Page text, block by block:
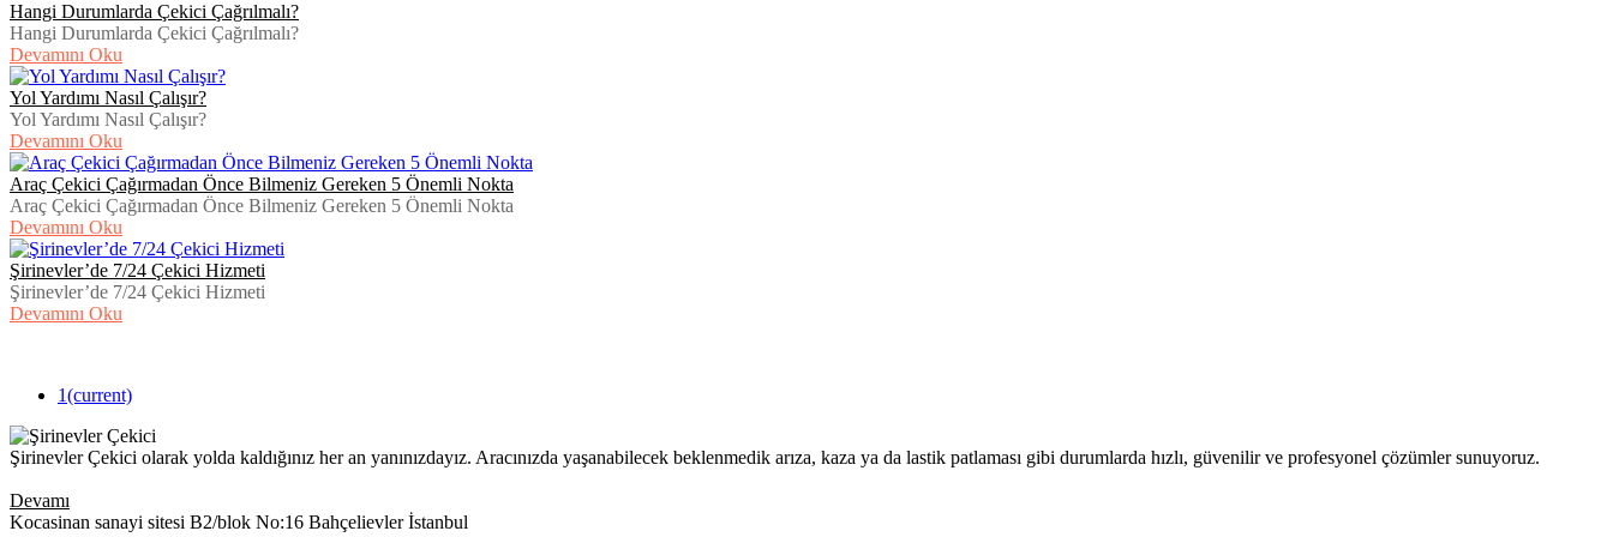
Hangi Durumlarda Çekici Çağrılmalı?
Hangi Durumlarda Çekici Çağrılmalı?
Devamını Oku
Yol Yardımı Nasıl Çalışır?
Yol Yardımı Nasıl Çalışır?
Devamını Oku
Araç Çekici Çağırmadan Önce Bilmeniz Gereken 5 Önemli Nokta
Araç Çekici Çağırmadan Önce Bilmeniz Gereken 5 Önemli Nokta
Devamını Oku
Şirinevler’de 7/24 Çekici Hizmeti
Şirinevler’de 7/24 Çekici Hizmeti
Devamını Oku
1(current)
Şirinevler Çekici olarak yolda kaldığınız her an yanınızdayız. Aracınızda yaşanabilecek beklenmedik arıza, kaza ya da lastik patlaması gibi durumlarda hızlı, güvenilir ve profesyonel çözümler sunuyoruz.
Devamı
Kocasinan sanayi sitesi B2/blok No:16 Bahçelievler İstanbul